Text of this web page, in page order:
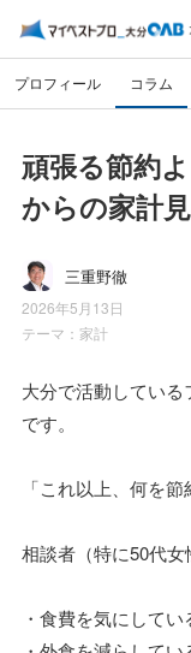
プロフィール コラム
頑張る節約
からの家計
三重野徹
2026年5月13日
テーマ： 家計
大分で活動してい
です。
「これ以上、何を
相談者（特に50代女
・食費を気にしてい